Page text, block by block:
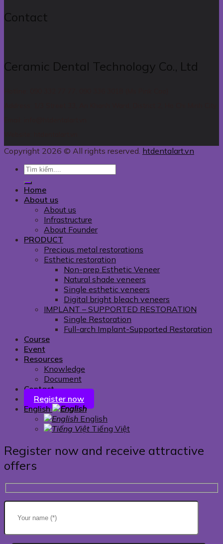
Contact
Ceramic Dental Technology Co., Ltd
Copyright 2026 © All rights reserved. htdentalart.vn
Home
About us
About us
Infrastructure
About Founder
PRODUCT
Precious metal restorations
Esthetic restoration
Non-prep Esthetic Veneer
Natural shade veneers
Single esthetic veneers
Digital bright bleach veneers
IMPLANT – SUPPORTED RESTORATION
Single Restoration
Full-arch Implant-Supported Restoration
Course
Event
Resources
Knowledge
Document
Contact
Register now
English
English
Tiếng Việt
Register now and receive attractive
offers